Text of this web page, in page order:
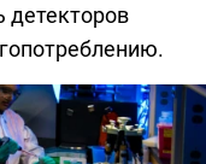
детекторов